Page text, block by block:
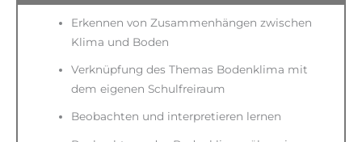
Erkennen von Zusammenhängen zwischen
Klima und Boden
Verknüpfung des Themas Bodenklima mit
dem eigenen Schulfreiraum
Beobachten und interpretieren lernen